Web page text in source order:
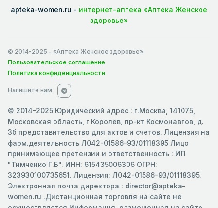
apteka-women.ru - интернет-аптека «Аптека Женское
здоровье»
© 2014-2025 - «Аптека Женское здоровье»
Пользовательское соглашение
Политика конфиденциальности
Напишите нам
© 2014-2025 Юридический адрес : г.Москва, 141075,
Московская область, г Королёв, пр-кт Космонавтов, д.
3б представительство для актов и счетов. Лицензия на
фарм.деятельность Л042-01586-93/01118395 Лицо
принимающее претензии и ответственность : ИП
"Тимченко Г.Б". ИНН: 615435006306 ОГРН:
323930100735651. Лицензия: Л042-01586-93/01118395.
Электронная почта директора : director@apteka-
women.ru .Дистанционная торговля на сайте не